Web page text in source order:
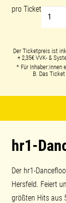
hr1-
Menge
Der Ticketpreis ist
+ 2,35€ VVK- &
* Für Inhaber:innen
B. Das
hr1-
Der hr1-
Hersfeld. Feiert
größten Hits aus